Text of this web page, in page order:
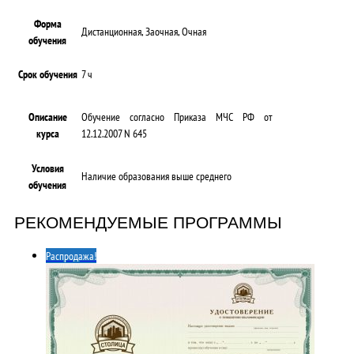
Форма
обучения
Дистанционная, Заочная, Очная
Срок обучения 7 ч
Описание
курса
Обучение согласно Приказа МЧС РФ от
12.12.2007 N 645
Условия
обучения
Наличие образования выше среднего
РЕКОМЕНДУЕМЫЕ ПРОГРАММЫ
Распродажа!